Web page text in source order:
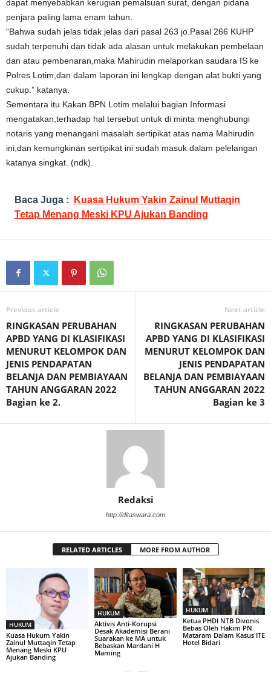
dapat menyebabkan kerugian pemalsuan surat, dengan pidana
penjara paling lama enam tahun.
“Bahwa sudah jelas tidak jelas dari pasal 263 jo.Pasal 266 KUHP
sudah terpenuhi dan tidak ada alasan untuk melakukan pembelaan
dan atau pembenaran,maka Mahirudin melaporkan saudara IS ke
Polres Lotim,dan dalam laporan ini lengkap dengan alat bukti yang
cukup.” katanya.
Sementara itu Kakan BPN Lotim melalui bagian Informasi
mengatakan,terhadap hal tersebut untuk di minta menghubungi
notaris yang menangani masalah sertipikat atas nama Mahirudin
ini,dan kemungkinan sertipikat ini sudah masuk dalam pelelangan
katanya singkat. (ndk).
Baca Juga :
Kuasa Hukum Yakin Zainul Muttaqin
Tetap Menang Meski KPU Ajukan Banding
Previous article
RINGKASAN PERUBAHAN
APBD YANG DI KLASIFIKASI
MENURUT KELOMPOK DAN
JENIS PENDAPATAN
BELANJA DAN PEMBIAYAAN
TAHUN ANGGARAN 2022
Bagian ke 2.
Next article
RINGKASAN PERUBAHAN
APBD YANG DI KLASIFIKASI
MENURUT KELOMPOK DAN
JENIS PENDAPATAN
BELANJA DAN PEMBIAYAAN
TAHUN ANGGARAN 2022
Bagian ke 3
Redaksi
http://ditaswara.com
RELATED ARTICLES MORE FROM AUTHOR
HUKUM
Kuasa Hukum Yakin
Zainul Muttaqin Tetap
Menang Meski KPU
Ajukan Banding
HUKUM
Aktivis Anti-Korupsi
Desak Akademisi Berani
Suarakan ke MA untuk
Bebaskan Mardani H
Maming
HUKUM
Ketua PHDI NTB Divonis
Bebas Oleh Hakim PN
Mataram Dalam Kasus ITE
Hotel Bidari